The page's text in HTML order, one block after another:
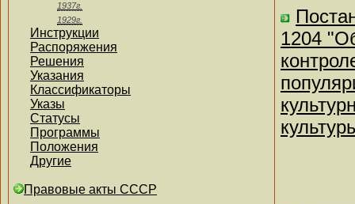
1937г.
1929г.
Инструкции
Распоряжения
Решения
Указания
Классификаторы
Указы
Статусы
Программы
Положения
Другие
Правовые акты СССР
1204